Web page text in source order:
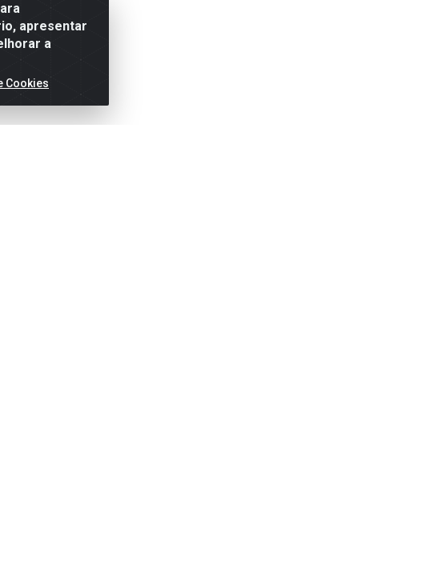
apresentar
a
Cookies